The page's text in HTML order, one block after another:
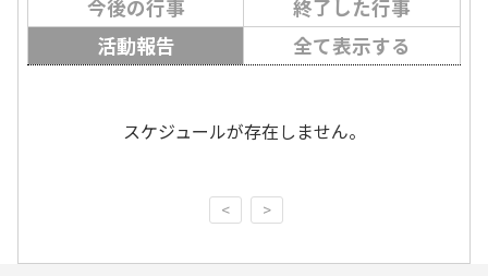
今後の行事
終了した行事
活動報告
全て表示する
スケジュールが存在しません。
< >